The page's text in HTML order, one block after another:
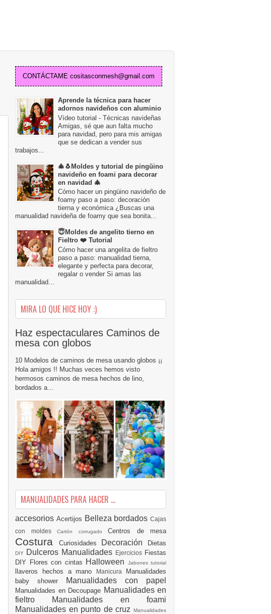
CONTÁCTAME cositasconmesh@gmail.com
Aprende la técnica para hacer
adornos navideños con aluminio
Vídeo tutorial - Técnicas navideñas
Amigas, sé que aun falta mucho
para navidad, pero para mis amigas
que se dedican a vender sus
trabajos...
🎄🐧Moldes y tutorial de pingüino
navideño en foami para decorar
en navidad 🎄
Cómo hacer un pingüino navideño de
foamy paso a paso: decoración
tierna y económica ¿Buscas una
manualidad navideña de foamy que sea bonita...
😇Moldes de angelito tierno en
Fieltro ❤️ Tutorial
Cómo hacer una angelita de fieltro
paso a paso: manualidad tierna,
elegante y perfecta para decorar,
regalar o vender Si amas las
manualidad...
MIRA LO QUE HICE HOY :)
Haz espectaculares Caminos de
mesa con globos
10 Modelos de caminos de mesa usando globos ¡¡
Hola amigos !! Muchas veces hemos visto
hermosos caminos de mesa hechos de lino,
bordados a...
MANUALIDADES PARA HACER ...
accesorios Acertijos Belleza bordados Cajas
con moldes Cartón corrugado Centros de mesa
Costura Curiosidades Decoración Dietas
DIY Dulceros Manualidades Ejercicios Fiestas
DIY Flores con cintas Halloween Jabones tutorial
llaveros hechos a mano Manicura Manualidades
baby shower
Manualidades con papel
Manualidades en Decoupage Manualidades en
fieltro Manualidades en foami
Manualidades en punto de cruz
Manualidades